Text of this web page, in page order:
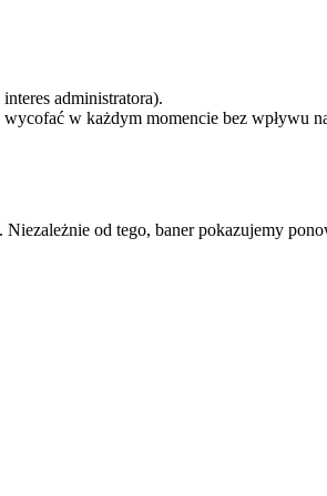
administratora).
w każdym momencie bez wpływu
od tego, baner pokazujemy